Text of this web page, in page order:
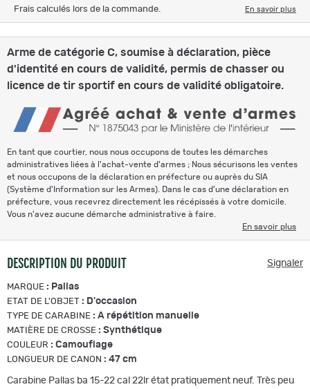
Frais calculés lors de la commande.
En savoir plus
Arme de catégorie C, soumise à déclaration, pièce
d'identité en cours de validité, permis de chasser ou
licence de tir sportif en cours de validité obligatoire.
En tant que courtier, nous nous occupons de toutes les démarches
administratives liées à l'achat-vente d'armes ; Nous sécurisons les ventes
et nous occupons de la déclaration en préfecture ou auprès du SIA
(Système d'Information sur les Armes). Dans le cas d'une déclaration en
préfecture, vous recevrez directement les récépissés à votre domicile.
Vous n'avez aucune démarche administrative à faire.
En savoir plus
DESCRIPTION DU PRODUIT Signaler
MARQUE : Pallas
ETAT DE L'OBJET : D'occasion
TYPE DE CARABINE : A répétition manuelle
MATIÈRE DE CROSSE : Synthétique
COULEUR : Camouflage
LONGUEUR DE CANON : 47 cm
Carabine Pallas ba 15-22 cal 22lr état pratiquement neuf. Très peu